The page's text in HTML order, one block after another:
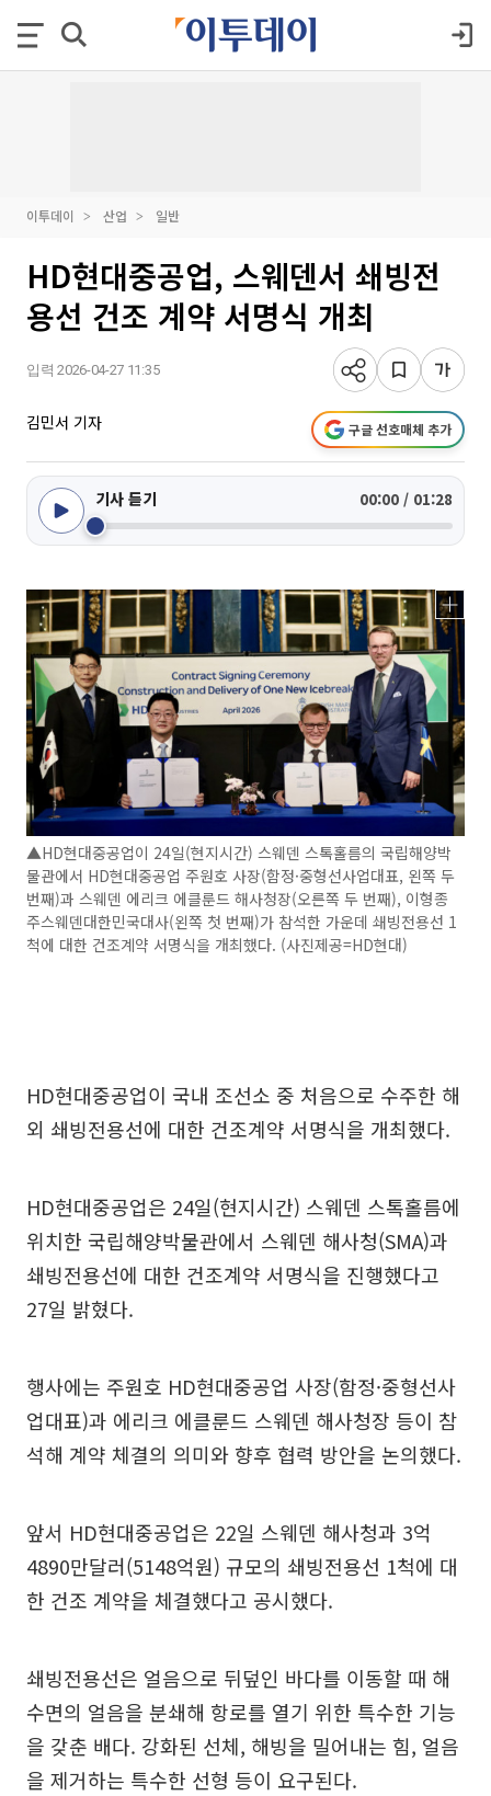
이투데이 산업 일반
HD현대중공업, 스웨덴서 쇄빙전
용선 건조 계약 서명식 개최
입력 2026-04-27 11:35
김민서 기자 구글 선호매체 추가
기사 듣기 00:00 / 01:28
▲HD현대중공업이 24일(현지시간) 스웨덴 스톡홀름의 국립해양박
물관에서 HD현대중공업 주원호 사장(함정·중형선사업대표, 왼쪽 두
번째)과 스웨덴 에리크 에클룬드 해사청장(오른쪽 두 번째), 이형종
주스웨덴대한민국대사(왼쪽 첫 번째)가 참석한 가운데 쇄빙전용선 1
척에 대한 건조계약 서명식을 개최했다. (사진제공=HD현대)
HD현대중공업이 국내 조선소 중 처음으로 수주한 해
외 쇄빙전용선에 대한 건조계약 서명식을 개최했다.
HD현대중공업은 24일(현지시간) 스웨덴 스톡홀름에
위치한 국립해양박물관에서 스웨덴 해사청(SMA)과
쇄빙전용선에 대한 건조계약 서명식을 진행했다고
27일 밝혔다.
행사에는 주원호 HD현대중공업 사장(함정·중형선사
업대표)과 에리크 에클룬드 스웨덴 해사청장 등이 참
석해 계약 체결의 의미와 향후 협력 방안을 논의했다.
앞서 HD현대중공업은 22일 스웨덴 해사청과 3억
4890만달러(5148억원) 규모의 쇄빙전용선 1척에 대
한 건조 계약을 체결했다고 공시했다.
쇄빙전용선은 얼음으로 뒤덮인 바다를 이동할 때 해
수면의 얼음을 분쇄해 항로를 열기 위한 특수한 기능
을 갖춘 배다. 강화된 선체, 해빙을 밀어내는 힘, 얼음
을 제거하는 특수한 선형 등이 요구된다.